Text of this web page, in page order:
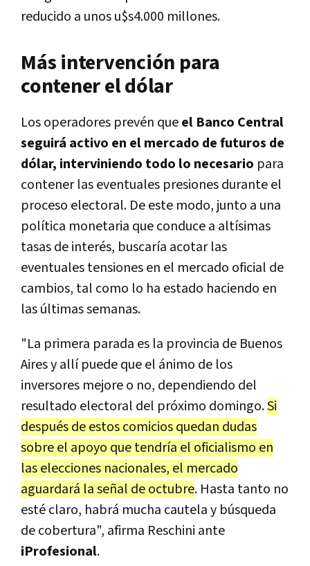
reducido a unos u$s4.000 millones.
Más intervención para
contener el dólar
Los operadores prevén queel Banco Central
seguirá activo en el mercado de futuros de
dólar, interviniendo todo lo necesario para
contener las eventuales presiones durante el
proceso electoral. De este modo, junto a una
política monetaria que conduce a altísimas
tasas de interés, buscaría acotar las
eventuales tensiones en el mercado oficial de
cambios, tal como lo ha estado haciendo en
las últimas semanas.
"La primera parada es la provincia de Buenos
Aires y allí puede que el ánimo de los
inversores mejore o no, dependiendo del
resultado electoral del próximo domingo.Si
después de estos comicios quedan dudas
sobre el apoyo que tendría el oficialismo en
las elecciones nacionales, el mercado
aguardará la señal de octubre. Hasta tanto no
esté claro, habrá mucha cautela y búsqueda
de cobertura", afirma Reschini ante
iProfesional.